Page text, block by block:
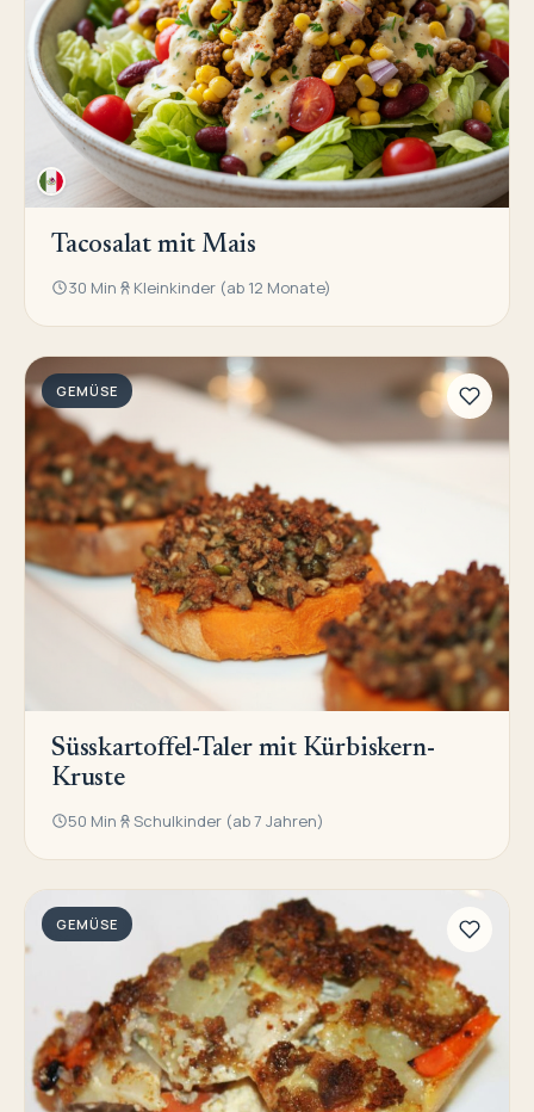
Tacosalat mit Mais
30 Min Kleinkinder (ab 12 Monate)
GEMÜSE
Süsskartoffel-Taler mit Kürbiskern-
Kruste
50 Min Schulkinder (ab 7 Jahren)
GEMÜSE